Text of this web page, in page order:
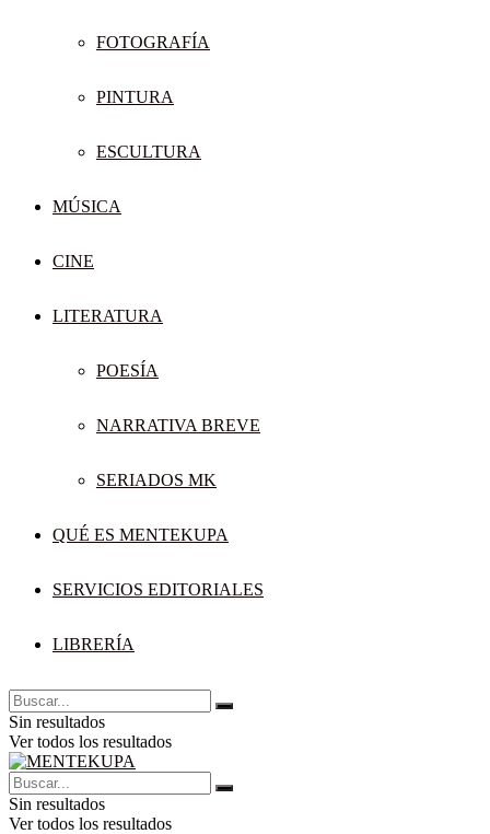
FOTOGRAFÍA
PINTURA
ESCULTURA
MÚSICA
CINE
LITERATURA
POESÍA
NARRATIVA BREVE
SERIADOS MK
QUÉ ES MENTEKUPA
SERVICIOS EDITORIALES
LIBRERÍA
Sin resultados
Ver todos los resultados
Sin resultados
Ver todos los resultados